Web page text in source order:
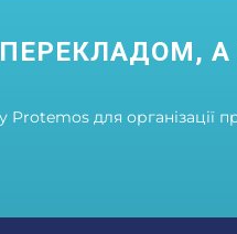
для організації